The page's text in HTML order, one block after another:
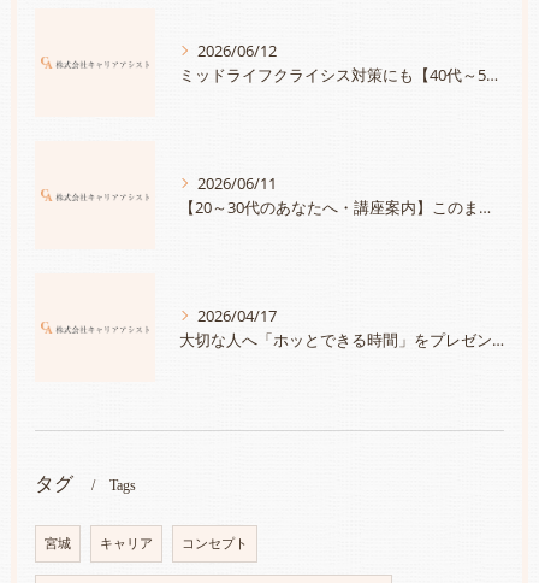
2026/06/12
ミッドライフクライシス対策にも【40代～50代のあなたへ・講座案内】あなたが持つ宝物に気づいていますか？「人生は続く・自分の持つ宝物を見つけて、さらにキャリアに活かす方法」
2026/06/11
【20～30代のあなたへ・講座案内】このままでいいのかな？と思ったら「自分の＜大切にしたいこと＞と＜強み＞を知って、満足度100％のキャリアを手に入れる」
2026/04/17
大切な人へ「ホッとできる時間」をプレゼントしませんか？～チケット発売スタート～
タグ Tags
宮城 キャリア コンセプト